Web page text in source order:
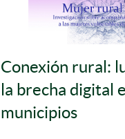
Conexión rural:
la brecha digital
municipios